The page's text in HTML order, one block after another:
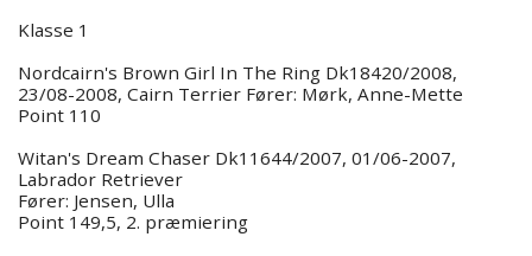
Klasse 1
Nordcairn's Brown Girl In The Ring Dk18420/2008,
23/08-2008, Cairn Terrier Fører: Mørk, Anne-Mette
Point 110
Witan's Dream Chaser Dk11644/2007, 01/06-2007,
Labrador Retriever
Fører: Jensen, Ulla
Point 149,5, 2. præmiering